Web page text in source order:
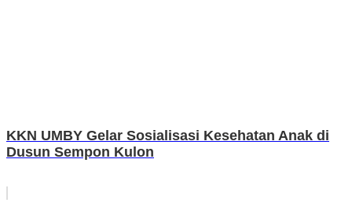
KKN UMBY Gelar Sosialisasi Kesehatan Anak di
Dusun Sempon Kulon